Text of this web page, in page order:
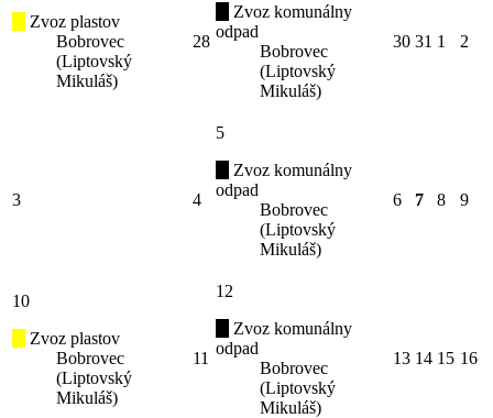
Zvoz plastov
Bobrovec
(Liptovský
Mikuláš)
28
Zvoz komunálny
odpad
Bobrovec
(Liptovský
Mikuláš)
30 31 1 2
3 4
5
Zvoz komunálny
odpad
Bobrovec
(Liptovský
Mikuláš)
6 7 8 9
10
Zvoz plastov
Bobrovec
(Liptovský
Mikuláš)
11
12
Zvoz komunálny
odpad
Bobrovec
(Liptovský
Mikuláš)
13 14 15 16